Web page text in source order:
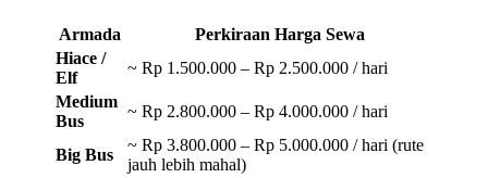
Armada
Perkiraan Harga Sewa
Hiace /
Elf
~ Rp 1.500.000 – Rp 2.500.000 / hari
Medium
Bus
~ Rp 2.800.000 – Rp 4.000.000 / hari
Big Bus
~ Rp 3.800.000 – Rp 5.000.000 / hari (rute
jauh lebih mahal)